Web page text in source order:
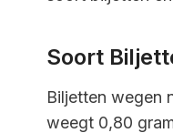
Soort
Biljetten wegen
weegt 0,80